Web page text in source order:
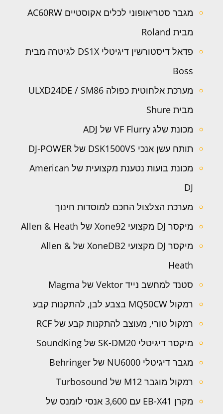
מגבר סטריאופוני לכלים אקוסטיים AC60RW
מבית Roland
פדאל דיסטורשין דיגיטלי DS1X לגיטרה מבית
Boss
מערכת אלחוטית כפולה ULXD24DE / SM86
מבית Shure
מכונת שלג VF Flurry של ADJ
תותח עשן אנכי DSK1500VS של DJ-POWER
מכונת בועות נטענת מקצועית של American
DJ
מערכת הצלצול החכם למוסדות חינוך
מיקסר DJ מקצועי Xone92 של Allen & Heath
מיקסר DJ מקצועי XoneDB2 של Allen &
Heath
סטנד למחשב נייד Vektor של Magma
רמקול MQ50CW בצבע לבן, להתקנות קבע
רמקול טורי, מעוצב להתקנות קבע של RCF
מיקסר דיגיטלי SK-DM20 של SoundKing
מגבר דיגיטלי NU6000 של Behringer
רמקול מוגבר M12 של Turbosound
מקרן EB-X41 עם 3,600 אנסי לומנס של